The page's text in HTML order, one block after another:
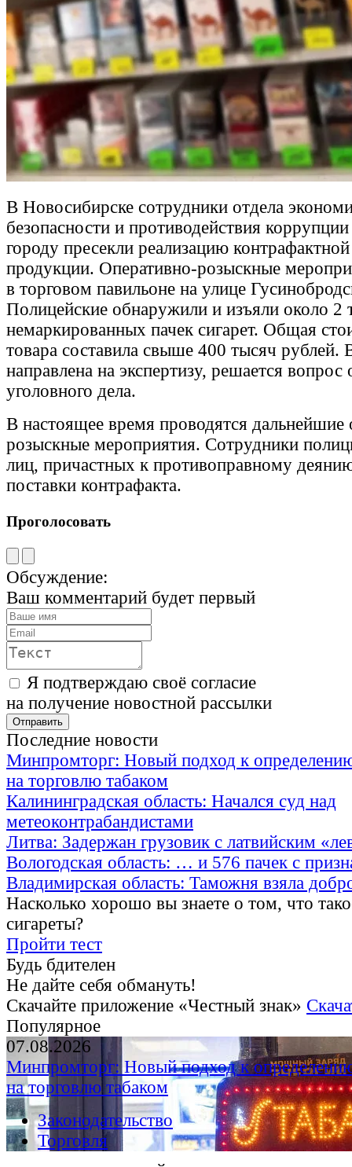
В Новосибирске сотрудники отдела
безопасности и противодействия
городу пресекли реализацию
продукции. Оперативно-розыскные
в торговом павильоне на улице
Полицейские обнаружили и изъяли около 2
немаркированных пачек сигарет. Общая
товара составила свыше 400 тысяч рублей.
направлена на экспертизу, решается
уголовного дела.
В настоящее время проводятся дальнейшие
розыскные мероприятия. Сотрудники
лиц, причастных к противоправному
поставки контрафакта.
Проголосовать
Обсуждение:
Ваш комментарий будет первый
Я подтверждаю своё согласие
на получение новостной рассылки
Последние новости
Минпромторг: Новый подход к
на торговлю табаком
Калининградская область: Начался суд над
метеоконтрабандистами
Литва: Задержан грузовик с латвийским
Вологодская область: … и 576 пачек с
Владимирская область: Таможня взяла
Насколько хорошо вы знаете о том, что
сигареты?
Пройти тест
Будь бдителен
Не дайте себя обмануть!
Скачайте приложение «Честный знак»
Популярное
07.08.2026
Минпромторг: Новый подход к
на торговлю табаком
Законодательство
Торговля